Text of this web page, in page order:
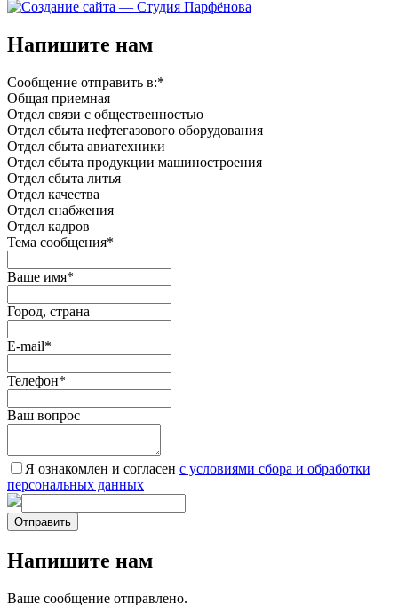
Напишите нам
Сообщение отправить в:*
Общая приемная
Отдел связи с общественностью
Oтдел сбыта нефтегазового оборудования
Отдел сбыта авиатехники
Отдел сбыта продукции машиностроения
Отдел сбыта литья
Отдел качества
Oтдел снабжения
Отдел кадров
Тема сообщения*
Ваше имя*
Город, страна
E-mail*
Телефон*
Ваш вопрос
Я ознакомлен и согласен c условиями сбора и обработки
персональных данных
Отправить
Напишите нам
Ваше сообщение отправлено.